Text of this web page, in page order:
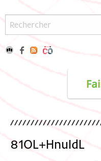
81OL+HnuIdL